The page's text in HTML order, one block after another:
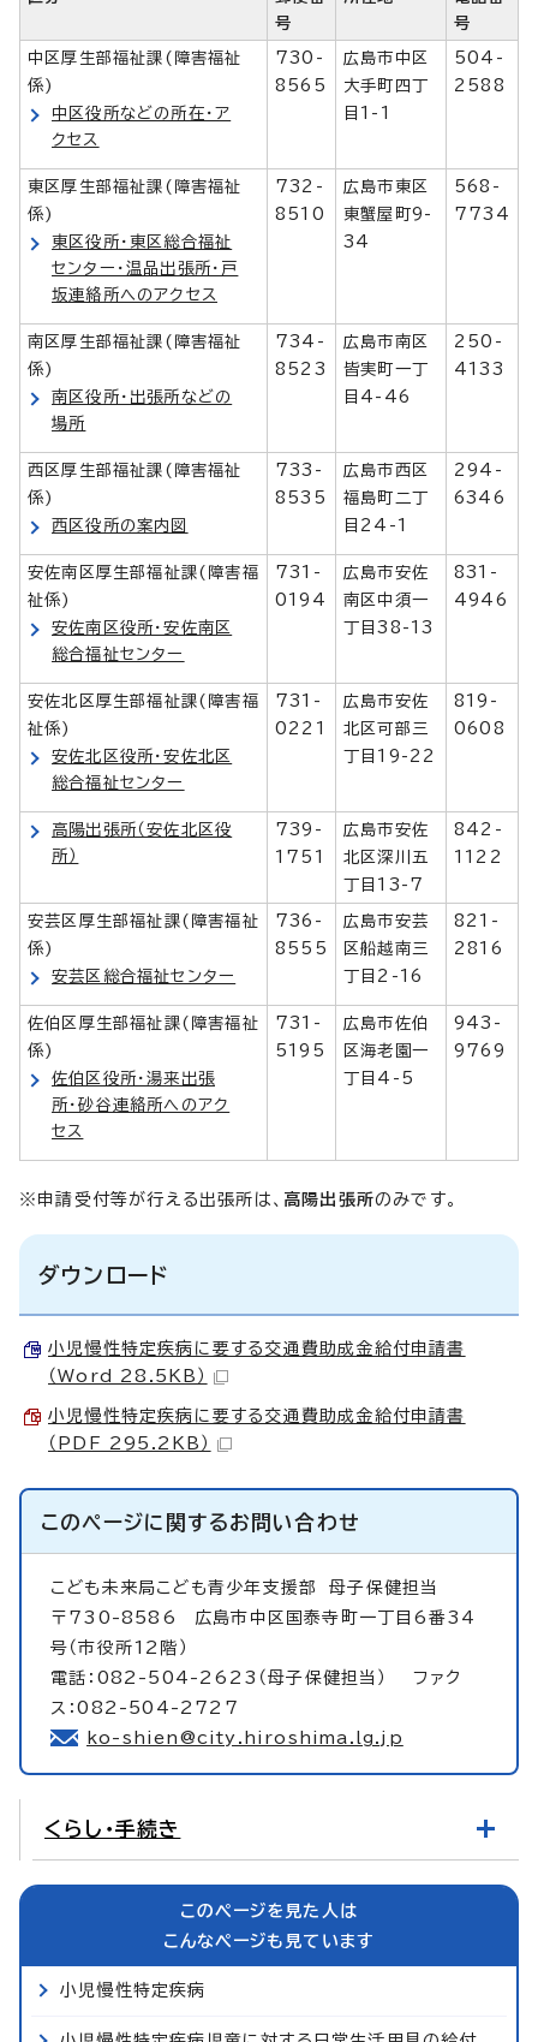
号
号
中区厚生部福祉課(障害福祉
係)
中区役所などの所在・ア
クセス
730-
8565
広島市中区
大手町四丁
目1-1
504-
2588
東区厚生部福祉課(障害福祉
係)
東区役所・東区総合福祉
センター・温品出張所・戸
坂連絡所へのアクセス
732-
8510
広島市東区
東蟹屋町9-
34
568-
7734
南区厚生部福祉課(障害福祉
係)
南区役所・出張所などの
場所
734-
8523
広島市南区
皆実町一丁
目4-46
250-
4133
西区厚生部福祉課(障害福祉
係)
西区役所の案内図
733-
8535
広島市西区
福島町二丁
目24-1
294-
6346
安佐南区厚生部福祉課(障害福
祉係)
安佐南区役所・安佐南区
総合福祉センター
731-
0194
広島市安佐
南区中須一
丁目38-13
831-
4946
安佐北区厚生部福祉課(障害福
祉係)
安佐北区役所・安佐北区
総合福祉センター
731-
0221
広島市安佐
北区可部三
丁目19-22
819-
0608
高陽出張所（安佐北区役
所）
739-
1751
広島市安佐
北区深川五
丁目13-7
842-
1122
安芸区厚生部福祉課(障害福祉
係)
安芸区総合福祉センター
736-
8555
広島市安芸
区船越南三
丁目2-16
821-
2816
佐伯区厚生部福祉課(障害福祉
係)
佐伯区役所・湯来出張
所・砂谷連絡所へのアク
セス
731-
5195
広島市佐伯
区海老園一
丁目4-5
943-
9769
※申請受付等が行える出張所は、 高陽出張所のみです。
ダウンロード
小児慢性特定疾病に要する交通費助成金給付申請書
（Word 28.5KB）
小児慢性特定疾病に要する交通費助成金給付申請書
（PDF 295.2KB）
このページに関するお問い合わせ
こども未来局こども青少年支援部母子保健担当
〒730-8586 広島市中区国泰寺町一丁目6番34
号（市役所12階）
電話：082-504-2623（母子保健担当） ファク
ス：082-504-2727
ko-shien@city.hiroshima.lg.jp
くらし・手続き
このページを見た人は
こんなページも見ています
小児慢性特定疾病